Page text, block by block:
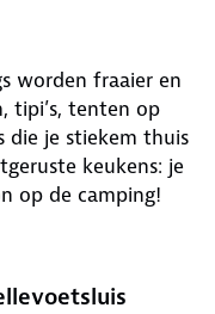
worden fraaier en
tipi’s, tenten op
die je stiekem thuis
keukens: je
op de camping!